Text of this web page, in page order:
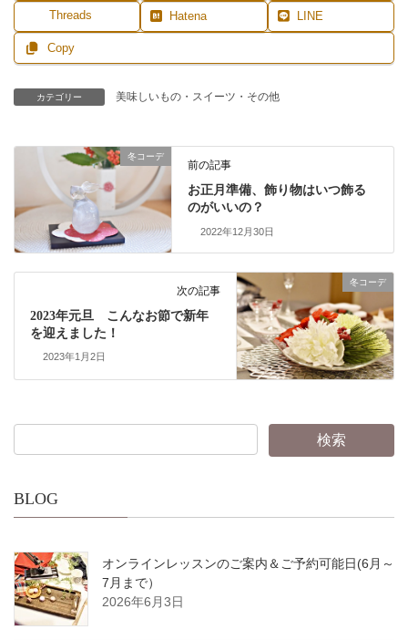
Threads Hatena LINE
Copy
カテゴリー 美味しいもの・スイーツ・その他
冬コーデ
前の記事
お正月準備、飾り物はいつ飾る
のがいいの？
2022年12月30日
冬コーデ
次の記事
2023年元旦 こんなお節で新年
を迎えました！
2023年1月2日
BLOG
オンラインレッスンのご案内＆ご予約可能日(6月～
7月まで）
2026年6月3日